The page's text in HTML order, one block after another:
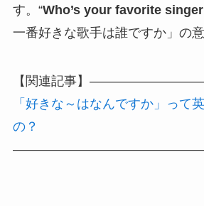
す。“Who’s your favorite
一番好きな歌手は誰ですか」の
【関連記事】
「好きな～はなんですか」って
の？